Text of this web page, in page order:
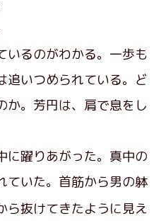
るのがわかる。一歩も
追いつめられている。ど
か。芳円は、肩で息をし
躍りあがった。真中の
ていた。首筋から男の躰
ら抜けてきたように見え